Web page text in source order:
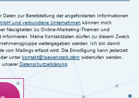
Daten zur Bereitstellung der angeforderten Informationen
und verbundene Unternehmen können mich
Neuigkeiten zu Online-Marketing-Themen und
Meine Kontaktdaten dürfen zu diesem Zweck
weitergegeben werden. Ich bin damit
von Mailings erfasst wird. Die Einwilligung kann jederzeit
unterkontakt@loewenstark.com widerrufen werden.
unserer Datenschutzerklärung